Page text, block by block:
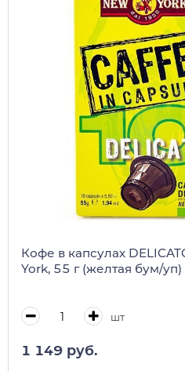
Кофе в капсулах
York, 55 г (желтая бум/уп)
шт
1 149 руб.